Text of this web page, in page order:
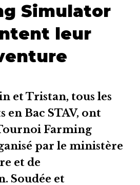
Simulator
leur
et Tristan, tous les
en Bac STAV, ont
Farming
par le ministère
et de
Soudée et